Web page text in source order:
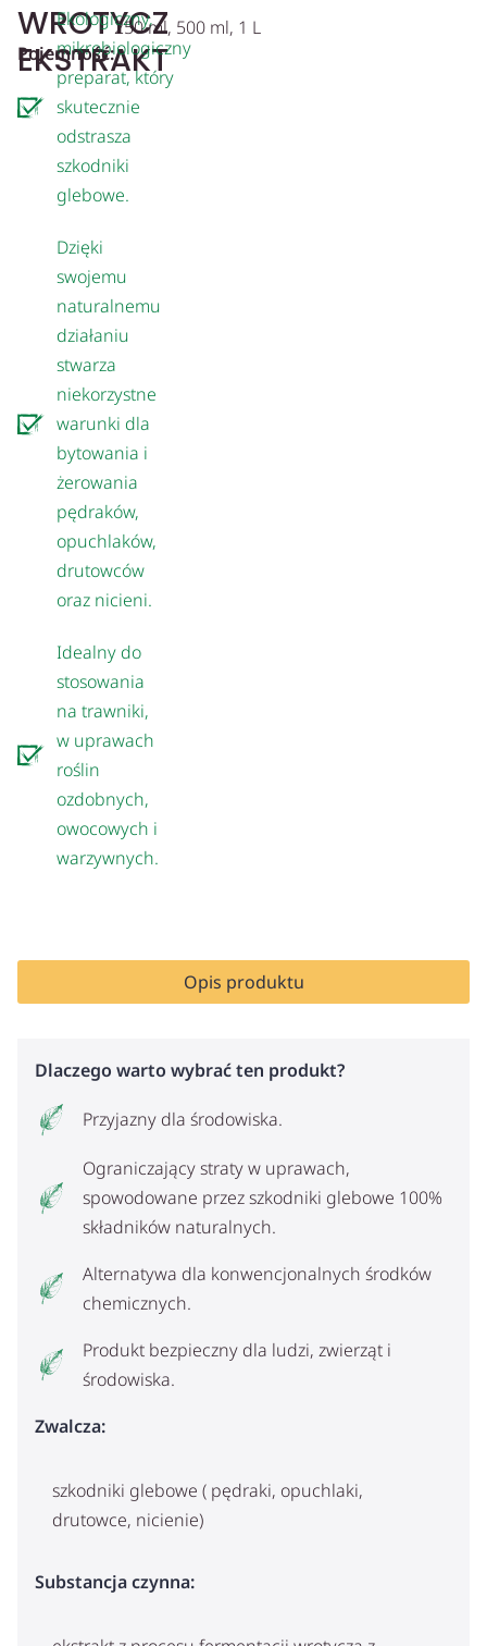
WROTYCZ
EKSTRAKT
Ekologiczny,
mikrobiologiczny
preparat, który
skutecznie
odstrasza
szkodniki
glebowe.
Dzięki
swojemu
naturalnemu
działaniu
stwarza
niekorzystne
warunki dla
bytowania i
żerowania
pędraków,
opuchlaków,
drutowców
oraz nicieni.
Idealny do
stosowania
na trawniki,
w uprawach
roślin
ozdobnych,
owocowych i
warzywnych.
Pojemność:
250 ml, 500 ml, 1 L
Opis produktu
Dlaczego warto wybrać ten produkt?
Przyjazny dla środowiska.
Ograniczający straty w uprawach,
spowodowane przez szkodniki glebowe 100%
składników naturalnych.
Alternatywa dla konwencjonalnych środków
chemicznych.
Produkt bezpieczny dla ludzi, zwierząt i
środowiska.
Zwalcza:
szkodniki glebowe ( pędraki, opuchlaki,
drutowce, nicienie)
Substancja czynna: